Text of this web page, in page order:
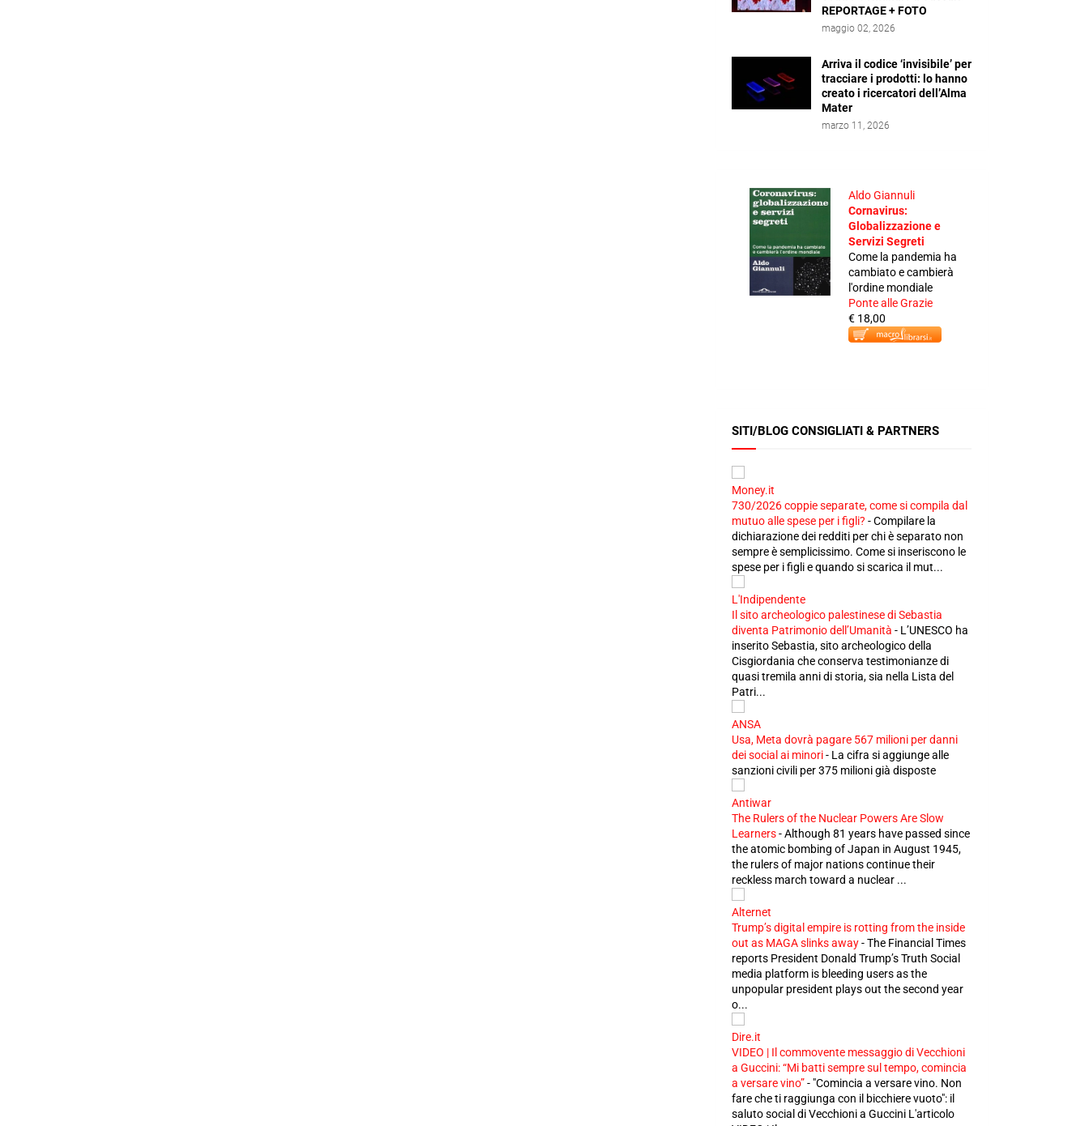
REPORTAGE + FOTO
maggio 02, 2026
Arriva il codice ‘invisibile’ per
tracciare i prodotti: lo hanno
creato i ricercatori dell’Alma
Mater
marzo 11, 2026
Aldo Giannuli
Cornavirus:
Globalizzazione e
Servizi Segreti
Come la pandemia ha
cambiato e cambierà
l'ordine mondiale
Ponte alle Grazie
€ 18,00
SITI/BLOG CONSIGLIATI & PARTNERS
Money.it
730/2026 coppie separate, come si compila dal
mutuo alle spese per i figli? -Compilare la
dichiarazione dei redditi per chi è separato non
sempre è semplicissimo. Come si inseriscono le
spese per i figli e quando si scarica il mut...
L'Indipendente
Il sito archeologico palestinese di Sebastia
diventa Patrimonio dell’Umanità - L’UNESCO ha
inserito Sebastia, sito archeologico della
Cisgiordania che conserva testimonianze di
quasi tremila anni di storia, sia nella Lista del
Patri...
ANSA
Usa, Meta dovrà pagare 567 milioni per danni
dei social ai minori- La cifra si aggiunge alle
sanzioni civili per 375 milioni già disposte
Antiwar
The Rulers of the Nuclear Powers Are Slow
Learners-Although 81 years have passed since
the atomic bombing of Japan in August 1945,
the rulers of major nations continue their
reckless march toward a nuclear ...
Alternet
Trump’s digital empire is rotting from the inside
out as MAGA slinks away-The Financial Times
reports President Donald Trump’s Truth Social
media platform is bleeding users as the
unpopular president plays out the second year
o...
Dire.it
VIDEO | Il commovente messaggio di Vecchioni
a Guccini: “Mi batti sempre sul tempo, comincia
a versare vino”- "Comincia a versare vino. Non
fare che ti raggiunga con il bicchiere vuoto": il
saluto social di Vecchioni a Guccini L'articolo